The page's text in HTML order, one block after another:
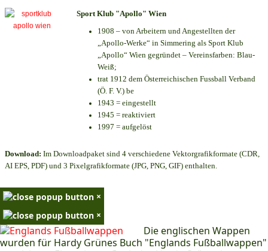
Sport Klub "Apollo" Wien
1908 – von Arbeitern und Angestellten der
„Apollo-Werke“ in Simmering als Sport Klub
„Apollo“ Wien gegründet – Vereinsfarben: Blau-
Weiß;
trat 1912 dem Österreichischen Fussball Verband
(Ö. F. V.) be
1943 = eingestellt
1945 = reaktiviert
1997 = aufgelöst
Download: Im Downloadpaket sind 4 verschiedene Vektorgrafikformate (CDR,
AI EPS, PDF) und 3 Pixelgrafikformate (JPG, PNG, GIF) enthalten.
×
×
Die englischen Wappen
wurden für Hardy Grünes Buch "Englands Fußballwappen"